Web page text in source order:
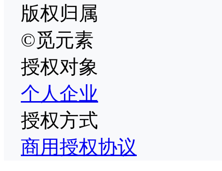
版权归属
©觅元素
授权对象
个人企业
授权方式
商用授权协议